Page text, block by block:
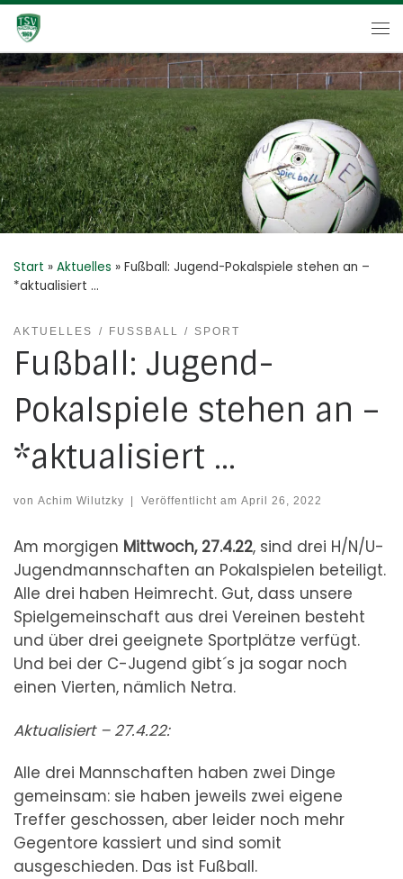
Zum Inhalt springen
Start » Aktuelles » Fußball: Jugend-Pokalspiele stehen an –
*aktualisiert …
AKTUELLES FUSSBALL SPORT
Fußball: Jugend-
Pokalspiele stehen an –
*aktualisiert …
von Achim Wilutzky Veröffentlicht am April 26, 2022
Am morgigen Mittwoch, 27.4.22, sind drei H/N/U-
Jugendmannschaften an Pokalspielen beteiligt.
Alle drei haben Heimrecht. Gut, dass unsere
Spielgemeinschaft aus drei Vereinen besteht
und über drei geeignete Sportplätze verfügt.
Und bei der C-Jugend gibt´s ja sogar noch
einen Vierten, nämlich Netra.
Aktualisiert – 27.4.22:
Alle drei Mannschaften haben zwei Dinge
gemeinsam: sie haben jeweils zwei eigene
Treffer geschossen, aber leider noch mehr
Gegentore kassiert und sind somit
ausgeschieden. Das ist Fußball.